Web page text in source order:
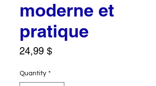
moderne et
pratique
24,99 $Price
Quantity *